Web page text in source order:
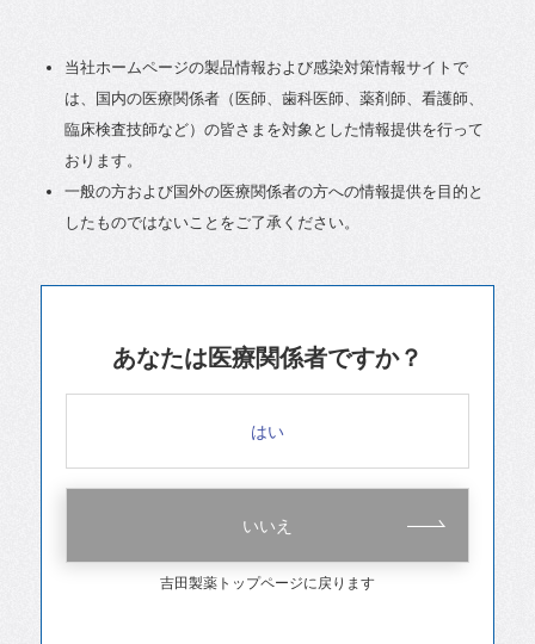
当社ホームページの製品情報および感染対策情報サイトで
は、国内の医療関係者（医師、歯科医師、薬剤師、看護師、
臨床検査技師など）の皆さまを対象とした情報提供を行って
おります。
一般の方および国外の医療関係者の方への情報提供を目的と
したものではないことをご了承ください。
あなたは医療関係者ですか？
はい
いいえ
吉田製薬トップページに戻ります